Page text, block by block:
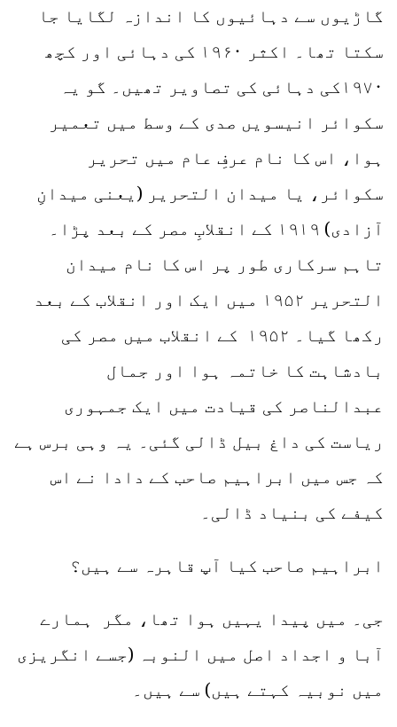
گاڑیوں سے دہائیوں کا اندازہ لگایا جا
سکتا تھا۔ اکثر ۱۹۶۰ کی دہائی اور کچھ
۱۹۷۰کی دہائی کی تصاویر تھیں۔ گو یہ
سکوائر انیسویں صدی کے وسط میں تعمیر
ہوا، اس کا نام عرفِ عام میں تحریر
سکوائر، یا میدان التحریر (یعنی میدانِ
آزادی) ۱۹۱۹ کے انقلابِ مصر کے بعد پڑا۔
تاہم سرکاری طور پر اس کا نام میدان
التحریر ۱۹۵۲ میں ایک اور انقلاب کے بعد
رکھا گیا۔ ۱۹۵۲ کے انقلاب میں مصر کی
بادشاہت کا خاتمہ ہوا اور جمال
عبدالناصر کی قیادت میں ایک جمہوری
ریاست کی داغ بیل ڈالی گئی۔ یہ وہی برس ہے
کہ جس میں ابراہیم صاحب کے دادا نے اس
کیفے کی بنیاد ڈالی۔
ابراہیم صاحب کیا آپ قاہرہ سے ہیں؟
جی۔ میں پیدا یہیں ہوا تھا، مگر ہمارے
آبا و اجداد اصل میں النوبہ (جسے انگریزی
میں نوبیہ کہتے ہیں) سے ہیں۔